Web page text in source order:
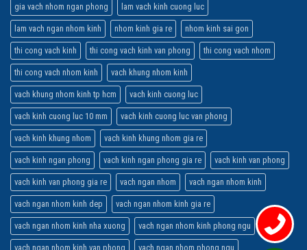
gia vach nhom ngan phong lam vach kinh cuong luc
lam vach ngan nhom kinh nhom kinh gia re nhom kinh sai gon
thi cong vach kinh thi cong vach kinh van phong thi cong vach nhom
thi cong vach nhom kinh vach khung nhom kinh
vach khung nhom kinh tp hcm vach kinh cuong luc
vach kinh cuong luc 10 mm vach kinh cuong luc van phong
vach kinh khung nhom vach kinh khung nhom gia re
vach kinh ngan phong vach kinh ngan phong gia re vach kinh van phong
vach kinh van phong gia re vach ngan nhom vach ngan nhom kinh
vach ngan nhom kinh dep vach ngan nhom kinh gia re
vach ngan nhom kinh nha xuong vach ngan nhom kinh phong ngu
vach ngan nhom kinh van phong vach ngan nhom phong ngu